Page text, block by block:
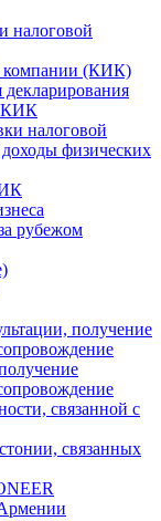
налоговой
компании (КИК)
КИК
налоговой
физических
рубежом
получение
связанной с
связанных